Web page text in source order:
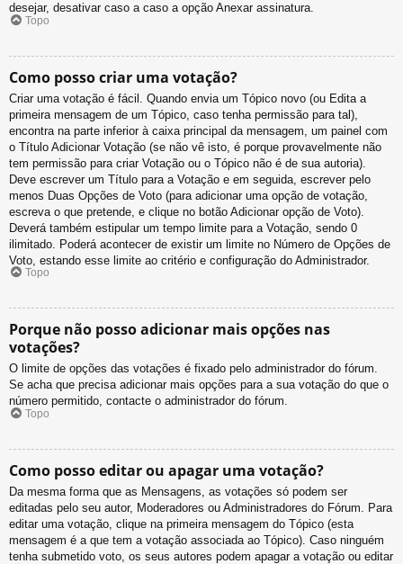
desejar, desativar caso a caso a opção Anexar assinatura.
Topo
Como posso criar uma votação?
Criar uma votação é fácil. Quando envia um Tópico novo (ou Edita a
primeira mensagem de um Tópico, caso tenha permissão para tal),
encontra na parte inferior à caixa principal da mensagem, um painel com
o Título Adicionar Votação (se não vê isto, é porque provavelmente não
tem permissão para criar Votação ou o Tópico não é de sua autoria).
Deve escrever um Título para a Votação e em seguida, escrever pelo
menos Duas Opções de Voto (para adicionar uma opção de votação,
escreva o que pretende, e clique no botão Adicionar opção de Voto).
Deverá também estipular um tempo limite para a Votação, sendo 0
ilimitado. Poderá acontecer de existir um limite no Número de Opções de
Voto, estando esse limite ao critério e configuração do Administrador.
Topo
Porque não posso adicionar mais opções nas
votações?
O limite de opções das votações é fixado pelo administrador do fórum.
Se acha que precisa adicionar mais opções para a sua votação do que o
número permitido, contacte o administrador do fórum.
Topo
Como posso editar ou apagar uma votação?
Da mesma forma que as Mensagens, as votações só podem ser
editadas pelo seu autor, Moderadores ou Administradores do Fórum. Para
editar uma votação, clique na primeira mensagem do Tópico (esta
mensagem é a que tem a votação associada ao Tópico). Caso ninguém
tenha submetido voto, os seus autores podem apagar a votação ou editar